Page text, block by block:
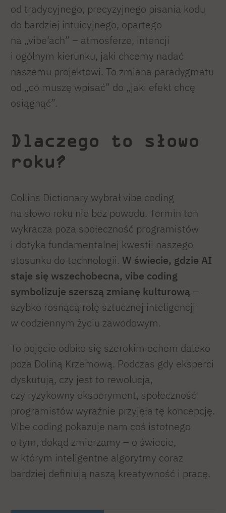
od tradycyjnego, precyzyjnego pisania kodu
do bardziej intuicyjnego, opartego
na „vibe’ach” – atmosferze, intencji
i ogólnym kierunku, jaki chcemy nadać
naszemu projektowi. To zmiana paradygmatu
od „co muszę wpisać” do „jaki efekt chcę
osiągnąć”.
Dlaczego to słowo
roku?
Collins Dictionary wybrał vibe coding
na słowo roku nie bez powodu. Termin ten
wykracza poza społeczność programistów
i dotyka fundamentalnej kwestii naszego
stosunku do technologii. W świecie, gdzie AI
staje się wszechobecna, vibe coding
symbolizuje szerszą zmianę kulturową –
szybko rosnącą rolę sztucznej inteligencji
w codziennym życiu zawodowym.
To pojęcie odbiło się szerokim echem daleko
poza Doliną Krzemową. Podczas gdy eksperci
dyskutują, czy jest to rewolucja,
czy ryzykowny eksperyment, społeczność
programistów wyraźnie przyjęła tę koncepcję.
Vibe coding pokazuje nam coś istotnego
o tym, dokąd zmierzamy – o świecie,
w którym inteligentne algorytmy coraz
bardziej definiują naszą kreatywność i pracę.